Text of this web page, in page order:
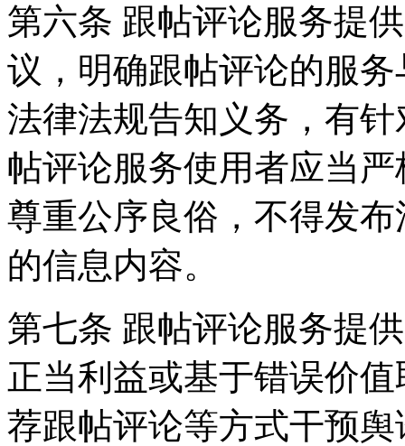
第六条 跟帖评论服务提
议，明确跟帖评论的服
法律法规告知义务，有
帖评论服务使用者应当
尊重公序良俗，不得发
的信息内容。
第七条 跟帖评论服务提
正当利益或基于错误价
荐跟帖评论等方式干预